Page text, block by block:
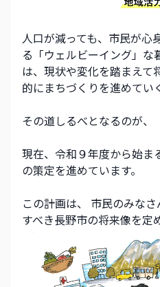
人口が減っても、市民が心
る「ウェルビーイング」な
は、現状や変化を踏まえて
的にまちづくりを進めてい
その道しるべとなるのが、
現在、令和９年度から始ま
の策定を進めています。
この計画は、 市民のみな
すべき長野市の将来像を定